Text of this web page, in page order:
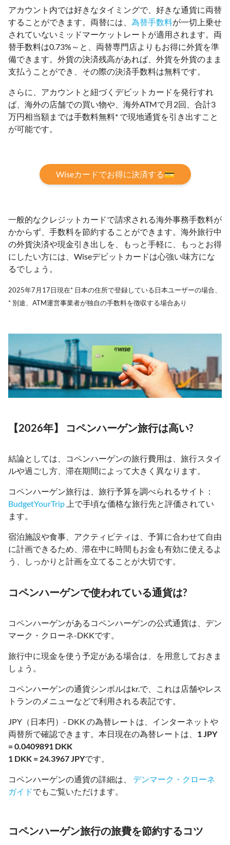
アカウント内では好きなタイミングで、好きな通貨に両替
することができます。両替には、 為替手数料が一切上乗せ
されていないミッドマーケットレートが適用されます。両
替手数料は0.73%～と、両替専門店よりもお得に外貨を準
備できます。外貨の決済残高があれば、外貨を外貨のまま
支払うことができ、その際の決済手数料は無料です。
さらに、アカウントと紐づくデビットカードを発行すれ
ば、海外の店舗での買い物や、海外ATMで月2回、合計3
万円相当額までは手数料無料* で現地通貨を引き出すこと
が可能です。
Wiseカードでお得に決済する💳
一般的なクレジットカードで請求される海外事務手数料が
かからず、手数料を節約することができます。海外旅行中
の外貨決済や現金引き出しを、もっと手軽に、もっとお得
にしたい方には、Wiseデビットカードは心強い味方にな
るでしょう。
2025年7月17日現在* 日本の住所で登録している日本ユーザーの場合、
* 別途、ATM運営事業者が独自の手数料を徴収する場合あり
【2026年】 コペンハーゲン旅行は高い?
結論としては、コペンハーゲンの旅行費用は、旅行スタイ
ルや過ごし方、滞在期間によって大きく異なります。
コペンハーゲン旅行は、旅行予算を調べられるサイト：
BudgetYourTrip 上で手頃な価格な旅行先と評価されてい
ます。
宿泊施設や食事、アクティビティは、予算に合わせて自由
に計画できるため、滞在中に時間もお金も有効に使えるよ
う、しっかりと計画を立てることが大切です。
コペンハーゲンで使われている通貨は?
コペンハーゲンがあるコペンハーゲンの公式通貨は、デン
マーク・クローネ-DKKです。
旅行中に現金を使う予定がある場合は、を用意しておきま
しょう。
コペンハーゲンの通貨シンボルはkr.で、これは店舗やレス
トランのメニューなどで利用される表記です。
JPY（日本円）- DKK の為替レートは、インターネットや
両替所で確認できます。本日現在の為替レートは、 1 JPY
= 0.0409891 DKK
1 DKK = 24.3967 JPYです。
コペンハーゲンの通貨の詳細は、
デンマーク・クローネ
ガイドでもご覧いただけます。
コペンハーゲン旅行の旅費を節約するコツ